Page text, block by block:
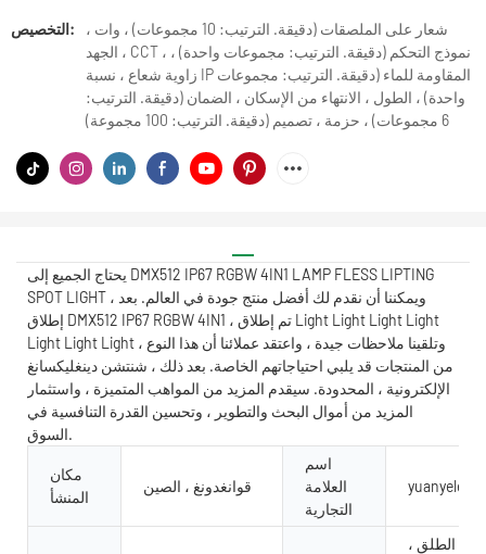
التخصيص:
شعار على الملصقات (دقيقة. الترتيب: 10 مجموعات) ، وات ،
الجهد ، CCT ، نموذج التحكم (دقيقة. الترتيب: مجموعات واحدة) ،
زاوية شعاع ، نسبة IP المقاومة للماء (دقيقة. الترتيب: مجموعات
واحدة) ، الطول ، الانتهاء من الإسكان ، الضمان (دقيقة. الترتيب:
6 مجموعات) ، حزمة ، تصميم (دقيقة. الترتيب: 100 مجموعة)
يحتاج الجميع إلى DMX512 IP67 RGBW 4IN1 LAMP FLESS LIPTING
SPOT LIGHT ، ويمكننا أن نقدم لك أفضل منتج جودة في العالم. بعد
إطلاق DMX512 IP67 RGBW 4IN1 ، تم إطلاق Light Light Light Light
Light Light Light ، وتلقينا ملاحظات جيدة ، واعتقد عملائنا أن هذا النوع
من المنتجات قد يلبي احتياجاتهم الخاصة. بعد ذلك ، شنتشن دينغليكسانغ
الإلكترونية ، المحدودة. سيقدم المزيد من المواهب المتميزة ، واستثمار
المزيد من أموال البحث والتطوير ، وتحسين القدرة التنافسية في
السوق.
مكان
المنشأ
قوانغدونغ ، الصين
اسم
العلامة
التجارية
yuanyeled
الطلق ،